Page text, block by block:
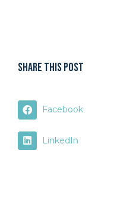
Share this post
Facebook
LinkedIn